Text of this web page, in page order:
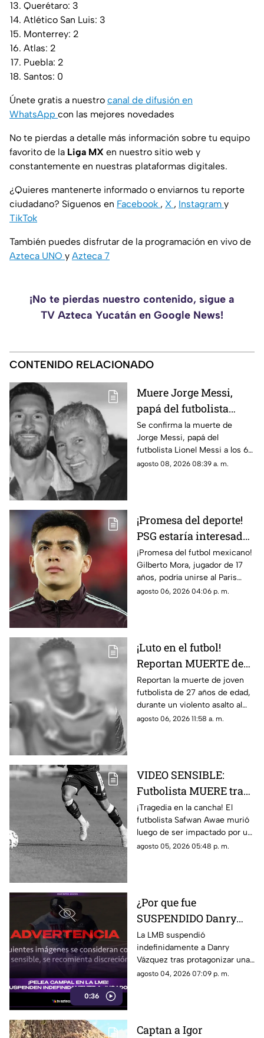
Querétaro: 3
Atlético San Luis: 3
Monterrey: 2
Atlas: 2
Puebla: 2
Santos: 0
Únete gratis a nuestro canal de difusión en
WhatsApp con las mejores novedades
No te pierdas a detalle más información sobre tu equipo
favorito de la Liga MX en nuestro sitio web y
constantemente en nuestras plataformas digitales.
¿Quieres mantenerte informado o enviarnos tu reporte
ciudadano? Síguenos en Facebook , X , Instagram y
TikTok
También puedes disfrutar de la programación en vivo de
Azteca UNO y Azteca 7
¡No te pierdas nuestro contenido, sigue a
TV Azteca Yucatán en Google News!
CONTENIDO RELACIONADO
Muere Jorge Messi,
papá del futbolista
Lionel Messi a los 68
años; esto se sabe
Se confirma la muerte de
Jorge Messi, papá del
futbolista Lionel Messi a los 68
años de edad, te compartimos
agosto 08, 2026 08:39 a. m.
¡Promesa del deporte!
PSG estaría interesado
en Gilberto Mora meses
antes de cumplir 18
años
¡Promesa del futbol mexicano!
Gilberto Mora, jugador de 17
años, podría unirse al Paris
Saint-Germain. Conoce los
agosto 06, 2026 04:06 p. m.
¡Luto en el futbol!
Reportan MUERTE de
famoso FUTBOLISTA a
los 27 años durante
ASALTO; esto se sabe
Reportan la muerte de joven
futbolista de 27 años de edad,
durante un violento asalto al
que se resistió, te damos los
agosto 06, 2026 11:58 a. m.
VIDEO SENSIBLE:
Futbolista MUERE tras
ser impactado por un
rayo en pleno partido;
así ocurrió
¡Tragedia en la cancha! El
futbolista Safwan Awae murió
luego de ser impactado por un
rayo. Conoce los detalles.
agosto 05, 2026 05:48 p. m.
0:36
¿Por que fue
SUSPENDIDO Danry
Vázquez de la LMB?
Filtran video de la
BRUTAL agresión
La LMB suspendió
indefinidamente a Danry
Vázquez tras protagonizar una
pelea campal, en la cual un
agosto 04, 2026 07:09 p. m.
Captan a Igor